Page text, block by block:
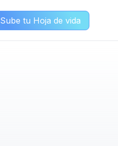
Sube tu Hoja de vida